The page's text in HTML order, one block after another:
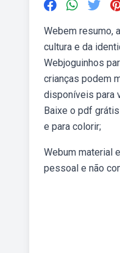
Webem resumo,
cultura e da
Webjoguinhos
crianças podem
disponíveis para
Baixe o pdf
e para colorir;
Webum material
pessoal e não